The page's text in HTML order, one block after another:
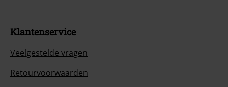
Klantenservice
Veelgestelde vragen
Retourvoorwaarden